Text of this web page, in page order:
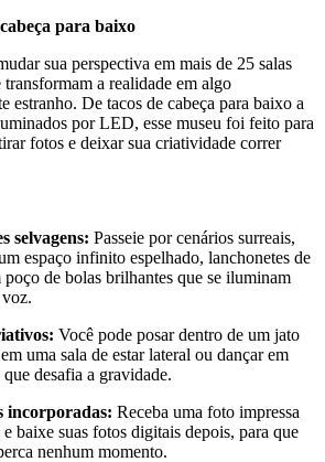
para baixo
sua perspectiva em mais de 25 salas
a realidade em algo
estranho. De tacos de cabeça para baixo a
por LED, esse museu foi feito para
fotos e deixar sua criatividade correr
selvagens: Passeie por cenários surreais,
espaço infinito espelhado, lanchonetes de
poço de bolas brilhantes que se iluminam
Você pode posar dentro de um jato
uma sala de estar lateral ou dançar em
desafia a gravidade.
incorporadas: Receba uma foto impressa
e baixe suas fotos digitais depois, para que
nenhum momento.